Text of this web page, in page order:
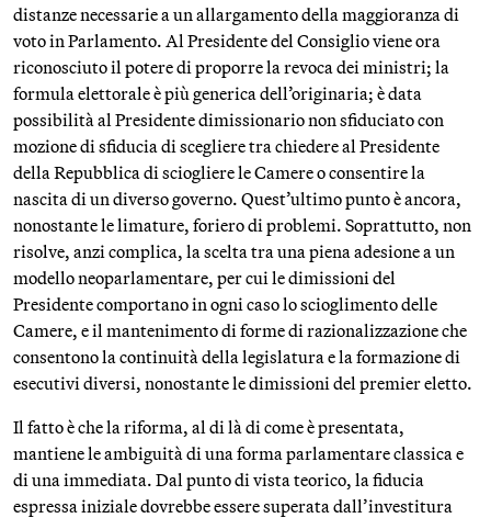
distanze necessarie a un allargamento della maggioranza di
voto in Parlamento. Al Presidente del Consiglio viene ora
riconosciuto il potere di proporre la revoca dei ministri; la
formula elettorale è più generica dell’originaria; è data
possibilità al Presidente dimissionario non sfiduciato con
mozione di sfiducia di scegliere tra chiedere al Presidente
della Repubblica di sciogliere le Camere o consentire la
nascita di un diverso governo. Quest’ultimo punto è ancora,
nonostante le limature, foriero di problemi. Soprattutto, non
risolve, anzi complica, la scelta tra una piena adesione a un
modello neoparlamentare, per cui le dimissioni del
Presidente comportano in ogni caso lo scioglimento delle
Camere, e il mantenimento di forme di razionalizzazione che
consentono la continuità della legislatura e la formazione di
esecutivi diversi, nonostante le dimissioni del premier eletto.
Il fatto è che la riforma, al di là di come è presentata,
mantiene le ambiguità di una forma parlamentare classica e
di una immediata. Dal punto di vista teorico, la fiducia
espressa iniziale dovrebbe essere superata dall’investitura